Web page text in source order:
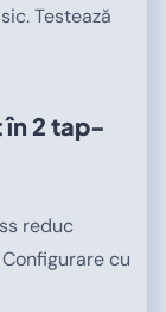
Testează
în 2 tap-
reduc
cu